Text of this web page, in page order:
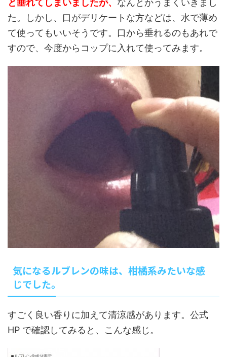
と垂れてしまいましたが、 なんとかうまくいきまし
た。しかし、口がデリケートな方などは、水で薄め
て使ってもいいそうです。口から垂れるのもあれで
すので、今度からコップに入れて使ってみます。
気になるルブレンの味は、柑橘系みたいな感
じでした。
すごく良い香りに加えて清涼感があります。公式
HP で確認してみると、こんな感じ。